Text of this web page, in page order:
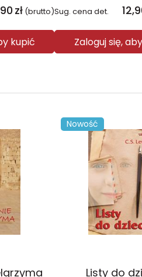
zł (brutto)
kupić
Sug. cena det.
Zaloguj się,
Nowość
Listy do